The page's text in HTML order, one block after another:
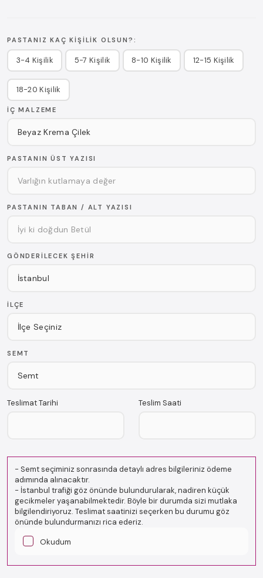
PASTANIZ KAÇ KIŞILIK OLSUN?:
3-4 Kişilik 5-7 Kişilik 8-10 Kişilik 12-15 Kişilik
18-20 Kişilik
İÇ MALZEME
PASTANIN ÜST YAZISI
PASTANIN TABAN / ALT YAZISI
GÖNDERILECEK ŞEHIR
İLÇE
SEMT
Teslimat Tarihi Teslim Saati
- Semt seçiminiz sonrasında detaylı adres bilgileriniz ödeme
adımında alınacaktır.
- İstanbul trafiği göz önünde bulundurularak, nadiren küçük
gecikmeler yaşanabilmektedir. Böyle bir durumda sizi mutlaka
bilgilendiriyoruz. Teslimat saatinizi seçerken bu durumu göz
önünde bulundurmanızı rica ederiz.
Okudum